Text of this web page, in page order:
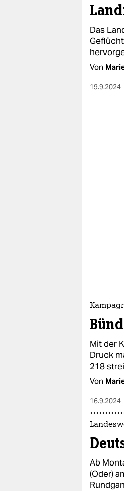
Das
Von
19.9.2024
Mit der
Druck
218
Von
16.9.2024
Ab
(Oder)